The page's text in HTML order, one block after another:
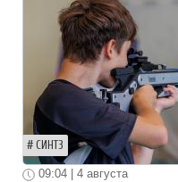
СИНТЗ
09:04 | 4 августа